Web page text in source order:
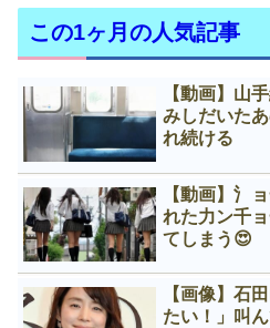
この1ヶ月の人気記事
【動画】山
みしだいた
れ続ける
【動画】氵
れた力ン千
てしまう😍
【画像】石
たい！」叫